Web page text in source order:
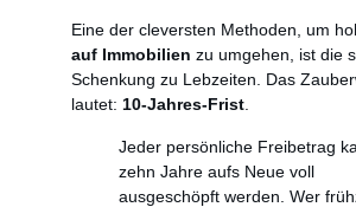
Eine der cleversten Methoden, um
auf Immobilien zu umgehen, ist die
Schenkung zu Lebzeiten. Das
lautet: 10-Jahres-Frist
Jeder persönliche Freibetrag
zehn Jahre aufs Neue voll
ausgeschöpft werden. Wer